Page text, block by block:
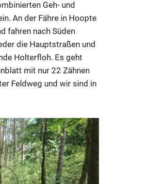
Geh- und
An der Fähre in Hoopte
fahren nach Süden
die Hauptstraßen und
Holterfloh. Es geht
mit nur 22 Zähnen
Feldweg und wir sind in